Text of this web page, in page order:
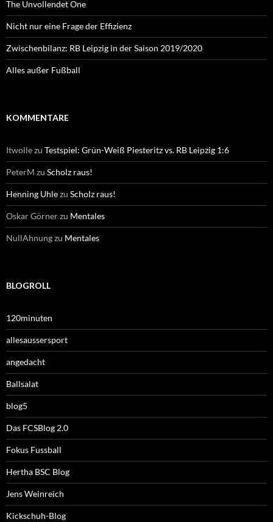
The Unvollendet One
Nicht nur eine Frage der Effizienz
Zwischenbilanz: RB Leipzig in der Saison 2019/2020
Alles außer Fußball
KOMMENTARE
Itwollezu Testspiel: Grün-Weiß Piesteritz vs. RB Leipzig 1:6
PeterM zu Scholz raus!
Henning Uhlezu Scholz raus!
Oskar Görnerzu Mentales
NullAhnungzu Mentales
BLOGROLL
120minuten
allesaussersport
angedacht
Ballsalat
blog5
Das FCSBlog 2.0
Fokus Fussball
Hertha BSC Blog
Jens Weinreich
Kickschuh-Blog